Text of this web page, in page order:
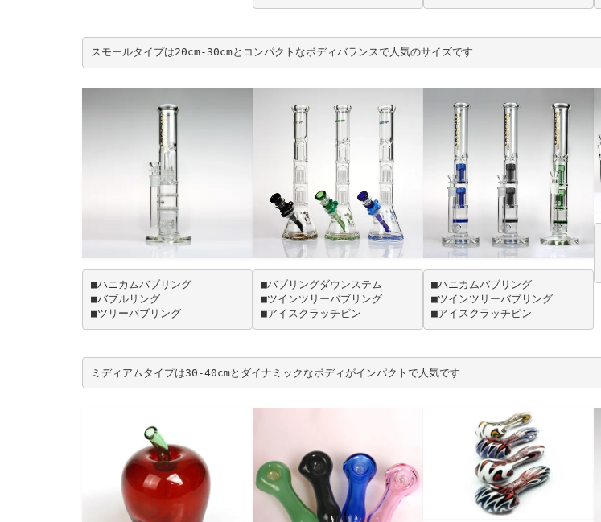
スモールタイプは20cm-30cmとコンパクトなボディバランスで人気のサイズです
■ハニカムバブリング
■バブルリング
■ツリーバブリング
■バブリングダウンステム
■ツインツリーバブリング
■アイスクラッチピン
■ハニカムバブリング
■ツインツリーバブリング
■アイスクラッチピン
ミディアムタイプは30-40cmとダイナミックなボディがインパクトで人気です